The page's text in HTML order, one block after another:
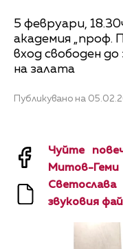
5 февруари,
академия „проф.
вход свободен
на залата
Публикувано на
Чуйте
Митов-
звуковия